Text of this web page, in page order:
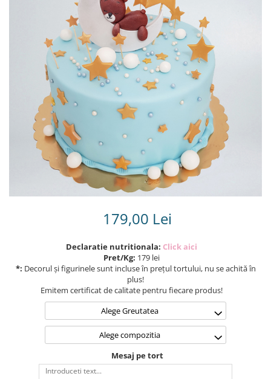
Torturi in frosting- crema pentru
Torturi cu flori
Tortulețe 1.7 kg - 2 kg
179,00 Lei
Declaratie nutritionala: Click aici
Pret/Kg: 179 lei
*: Decorul și figurinele sunt incluse în prețul tortului, nu se achită în
plus!
Emitem certificat de calitate pentru fiecare produs!
Alege Greutatea
Alege compozitia
Mesaj pe tort